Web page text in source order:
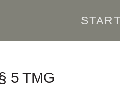
START
5 TMG